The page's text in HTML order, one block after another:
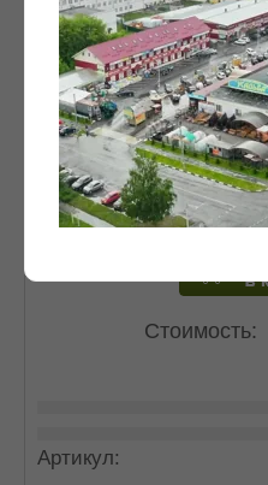
8 050 руб. (шт)
Рейтинг:
Стоимость:
Артикул: